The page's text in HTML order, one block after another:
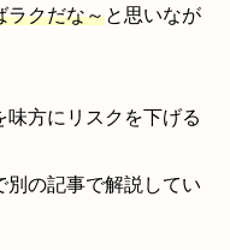
ラクだな～と思いなが
方にリスクを下げる
別の記事で解説してい